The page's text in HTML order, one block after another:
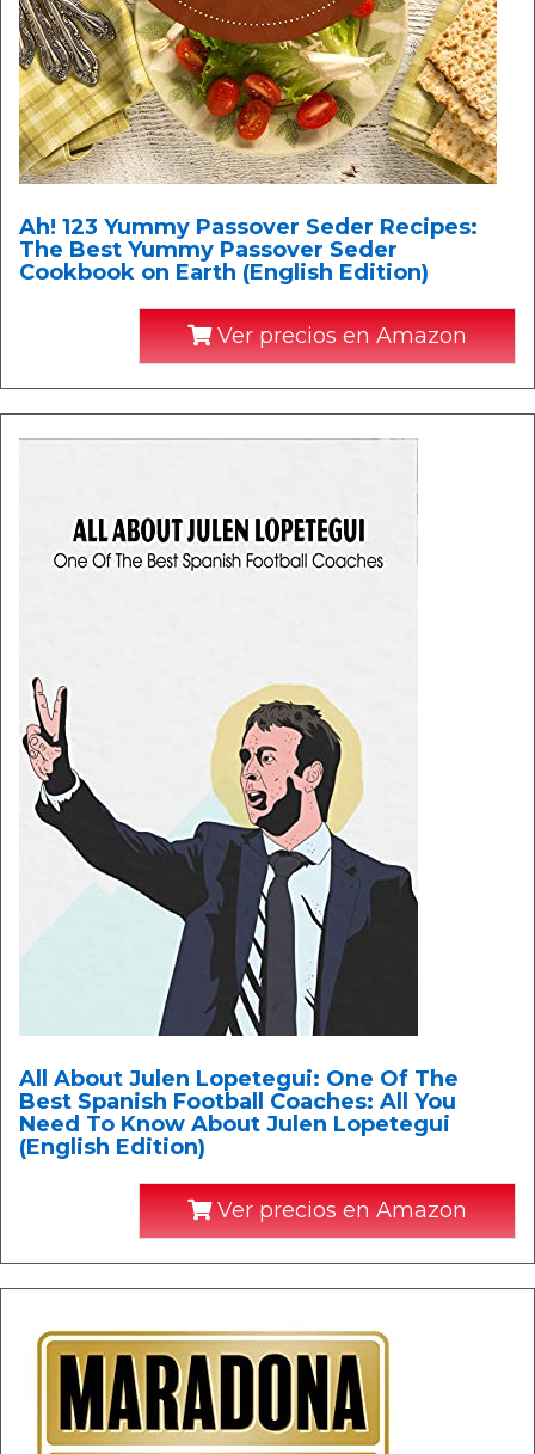
Ah! 123 Yummy Passover Seder Recipes:
The Best Yummy Passover Seder
Cookbook on Earth (English Edition)
Ver precios en Amazon
All About Julen Lopetegui: One Of The
Best Spanish Football Coaches: All You
Need To Know About Julen Lopetegui
(English Edition)
Ver precios en Amazon